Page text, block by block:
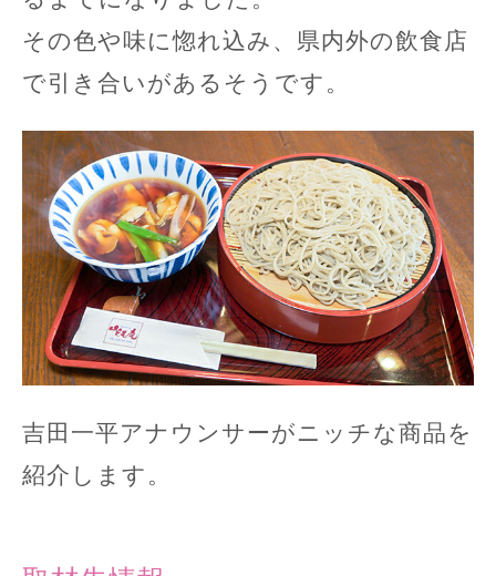
その色や味に惚れ込み、県内外の飲食店
で引き合いがあるそうです。
吉田一平アナウンサーがニッチな商品を
紹介します。